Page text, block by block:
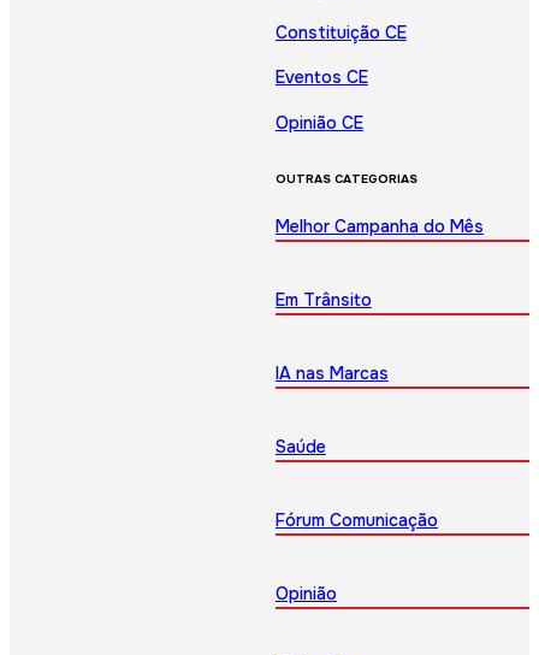
Constituição CE
Eventos CE
Opinião CE
OUTRAS CATEGORIAS
Melhor Campanha do Mês
Em Trânsito
IA nas Marcas
Saúde
Fórum Comunicação
Opinião